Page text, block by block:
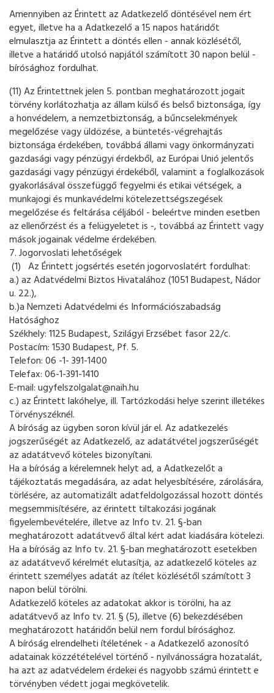
Amennyiben az Érintett az Adatkezelő döntésével nem ért
egyet, illetve ha a Adatkezelő a 15 napos határidőt
elmulasztja az Érintett a döntés ellen - annak közlésétől,
illetve a határidő utolsó napjától számított 30 napon belül -
bírósághoz fordulhat.
(11) Az Érintettnek jelen 5. pontban meghatározott jogait
törvény korlátozhatja az állam külső és belső biztonsága, így
a honvédelem, a nemzetbiztonság, a bűncselekmények
megelőzése vagy üldözése, a büntetés-végrehajtás
biztonsága érdekében, továbbá állami vagy önkormányzati
gazdasági vagy pénzügyi érdekből, az Európai Unió jelentős
gazdasági vagy pénzügyi érdekéből, valamint a foglalkozások
gyakorlásával összefüggő fegyelmi és etikai vétségek, a
munkajogi és munkavédelmi kötelezettségszegések
megelőzése és feltárása céljából - beleértve minden esetben
az ellenőrzést és a felügyeletet is -, továbbá az Érintett vagy
mások jogainak védelme érdekében.
7. Jogorvoslati lehetőségek
(1) Az Érintett jogsértés esetén jogorvoslatért fordulhat:
a.) az Adatvédelmi Biztos Hivatalához (1051 Budapest, Nádor
u. 22.),
b.)a Nemzeti Adatvédelmi és Információszabadság
Hatósághoz
Székhely: 1125 Budapest, Szilágyi Erzsébet fasor 22/c.
Postacím: 1530 Budapest, Pf. 5.
Telefon: 06 -1- 391-1400
Telefax: 06-1-391-1410
E-mail: ugyfelszolgalat@naih.hu
c.) az Érintett lakóhelye, ill. Tartózkodási helye szerint illetékes
Törvényszéknél.
A bíróság az ügyben soron kívül jár el. Az adatkezelés
jogszerűségét az Adatkezelő, az adatátvétel jogszerűségét
az adatátvevő köteles bizonyítani.
Ha a bíróság a kérelemnek helyt ad, a Adatkezelőt a
tájékoztatás megadására, az adat helyesbítésére, zárolására,
törlésére, az automatizált adatfeldolgozással hozott döntés
megsemmisítésére, az érintett tiltakozási jogának
figyelembevételére, illetve az Info tv. 21. §-ban
meghatározott adatátvevő által kért adat kiadására kötelezi.
Ha a bíróság az Info tv. 21. §-ban meghatározott esetekben
az adatátvevő kérelmét elutasítja, az adatkezelő köteles az
érintett személyes adatát az ítélet közlésétől számított 3
napon belül törölni.
Adatkezelő köteles az adatokat akkor is törölni, ha az
adatátvevő az Info tv. 21. § (5), illetve (6) bekezdésében
meghatározott határidőn belül nem fordul bírósághoz.
A bíróság elrendelheti ítéletének - a Adatkezelő azonosító
adatainak közzétételével történő - nyilvánosságra hozatalát,
ha azt az adatvédelem érdekei és nagyobb számú érintett e
törvényben védett jogai megkövetelik.